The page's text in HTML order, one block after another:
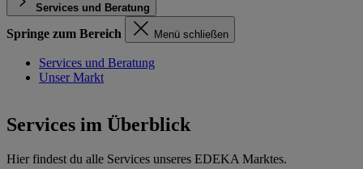
Services und Beratung
Springe zum Bereich Menü schließen
Services und Beratung
Unser Markt
Services im Überblick
Hier findest du alle Services unseres EDEKA Marktes.